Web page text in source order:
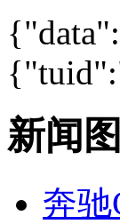
{"data":
新闻
奔